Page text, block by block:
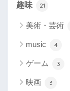
趣味 21
美術・芸術
music 4
ゲーム 3
映画 3